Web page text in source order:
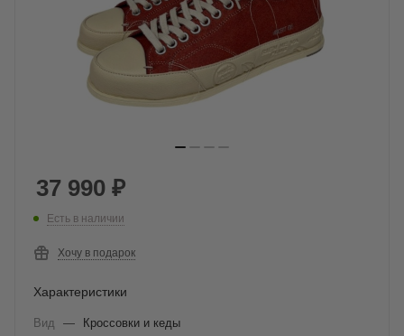
37 990 ₽
Есть в наличии
Хочу в подарок
Характеристики
Вид —
Кроссовки и кеды